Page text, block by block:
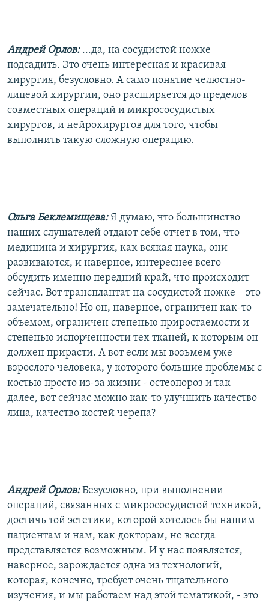
Андрей Орлов: ...да, на сосудистой ножке
подсадить. Это очень интересная и красивая
хирургия, безусловно. А само понятие челюстно-
лицевой хирургии, оно расширяется до пределов
совместных операций и микрососудистых
хирургов, и нейрохирургов для того, чтобы
выполнить такую сложную операцию.
Ольга Беклемищева:Я думаю, что большинство
наших слушателей отдают себе отчет в том, что
медицина и хирургия, как всякая наука, они
развиваются, и наверное, интереснее всего
обсудить именно передний край, что происходит
сейчас. Вот трансплантат на сосудистой ножке – это
замечательно! Но он, наверное, ограничен как-то
объемом, ограничен степенью приростаемости и
степенью испорченности тех тканей, к которым он
должен прирасти. А вот если мы возьмем уже
взрослого человека, у которого большие проблемы с
костью просто из-за жизни - остеопороз и так
далее, вот сейчас можно как-то улучшить качество
лица, качество костей черепа?
Андрей Орлов:Безусловно, при выполнении
операций, связанных с микрососудистой техникой,
достичь той эстетики, которой хотелось бы нашим
пациентам и нам, как докторам, не всегда
представляется возможным. И у нас появляется,
наверное, зарождается одна из технологий,
которая, конечно, требует очень тщательного
изучения, и мы работаем над этой тематикой, - это